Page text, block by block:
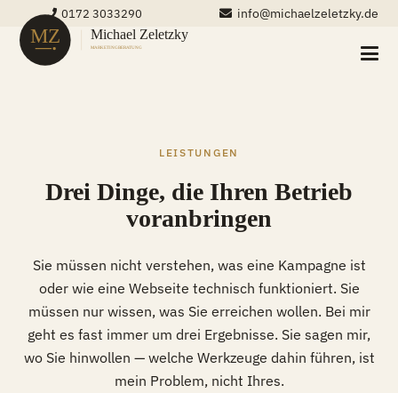
0172 3033290 info@michaelzeletzky.de
LEISTUNGEN
Drei Dinge, die Ihren Betrieb
voranbringen
Sie müssen nicht verstehen, was eine Kampagne ist
oder wie eine Webseite technisch funktioniert. Sie
müssen nur wissen, was Sie erreichen wollen. Bei mir
geht es fast immer um drei Ergebnisse. Sie sagen mir,
wo Sie hinwollen — welche Werkzeuge dahin führen, ist
mein Problem, nicht Ihres.